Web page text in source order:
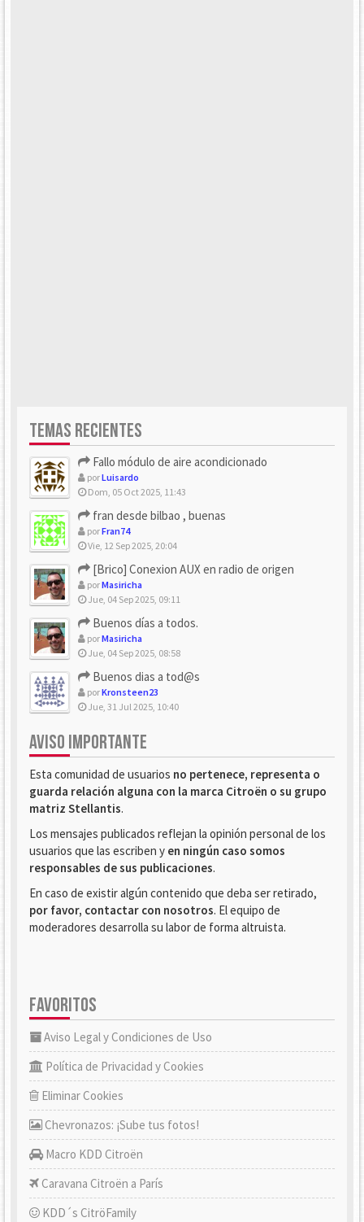
TEMAS RECIENTES
Fallo módulo de aire acondicionado
porLuisardo
Dom, 05 Oct 2025, 11:43
fran desde bilbao , buenas
porFran74
Vie, 12 Sep 2025, 20:04
[Brico] Conexion AUX en radio de origen
porMasiricha
Jue, 04 Sep 2025, 09:11
Buenos días a todos.
porMasiricha
Jue, 04 Sep 2025, 08:58
Buenos dias a tod@s
porKronsteen23
Jue, 31 Jul 2025, 10:40
AVISO IMPORTANTE
Esta comunidad de usuarios no pertenece, representa o
guarda relación alguna con la marca Citroën o su grupo
matriz Stellantis.
Los mensajes publicados reflejan la opinión personal de los
usuarios que las escriben y en ningún caso somos
responsables de sus publicaciones.
En caso de existir algún contenido que deba ser retirado,
por favor, contactar con nosotros. El equipo de
moderadores desarrolla su labor de forma altruista.
FAVORITOS
Aviso Legal y Condiciones de Uso
Política de Privacidad y Cookies
Eliminar Cookies
Chevronazos: ¡Sube tus fotos!
Macro KDD Citroën
Caravana Citroën a París
KDD´s CitröFamily